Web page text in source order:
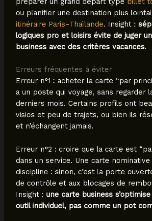
ou planifier une destination plus
itinéraire Paris–Thaïlande. Insight :
logiques pro et loisirs évite de juger
business avec des critères vacances.
Erreurs fréquentes à éviter
Erreur n°1 : acheter la carte “par
a un poste qui voyage, sans regarder
derniers mois. Certains profils ont
visios et peu de trajets, ou bien ils
et n’échangent jamais.
Erreur n°2 : croire que la carte est
dans un service. Une carte
discipline : sinon, c’est la porte
de contrôle et aux blocages de
Insight : une carte business
outil individuel, pas comme un pot